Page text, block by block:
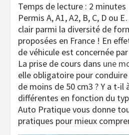
Temps de lecture : 2 minutes
Permis A, A1, A2, B, C, D ou
clair parmi la diversité de
proposées en France ! En
de véhicule est concernée
La prise de cours dans une
elle obligatoire pour
de moins de 50 cm3 ? Y a t-il
différentes en fonction du
Auto Pratique vous donne
pratiques pour mieux